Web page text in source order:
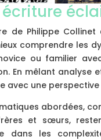
écriture
de Philippe
comprendre les
ou familier
En mêlant analyse
avec une perspective
abordées,
et sœurs,
dans les